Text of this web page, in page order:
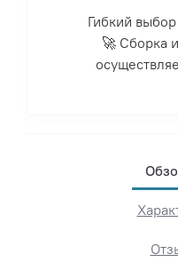
Гибкий
🚀 Сборка